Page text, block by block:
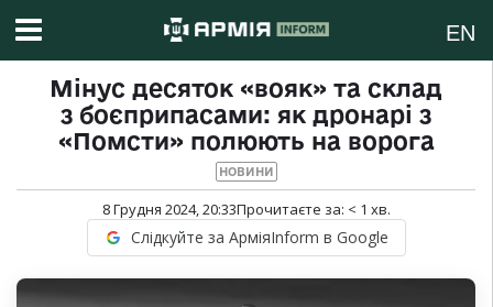
EN
Мінус десяток «вояк» та склад
з боєприпасами: як дронарі з
«Помсти» полюють на ворога
НОВИНИ
8 Грудня 2024, 20:33Прочитаєте за: < 1 хв.
Слідкуйте за АрміяInform в Google